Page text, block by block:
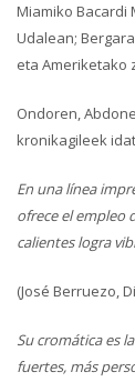
Miamiko Bacardi
Udalean;
eta Ameriketako
Ondoren,
kronikagileek
En una línea
ofrece el empleo
calientes logra
(José Berruezo,
Su cromática es
fuertes, más